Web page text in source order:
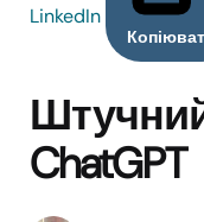
LinkedIn
ChatGPT